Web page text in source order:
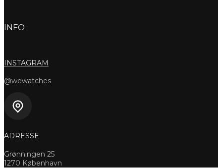
INFO
INSTAGRAM
@wewatches
ADRESSE
Grønningen 25
1270 København